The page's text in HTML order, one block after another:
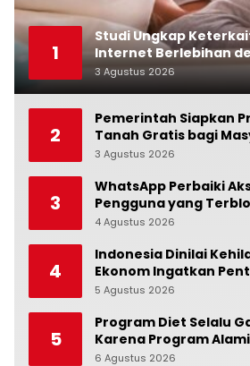
1
Studi Ungkap
Internet Berlebihan
Suasana Hati
3 Agustus 2026
2
Pemerintah Siapkan
Tanah Gratis bagi
Berpenghasilan Rendah
3 Agustus 2026
3
WhatsApp Perbaiki
Pengguna yang
4 Agustus 2026
4
Indonesia Dinilai
Ekonom Ingatkan
Independensi Bank
5 Agustus 2026
5
Program Diet Selalu
Karena Program
6 Agustus 2026